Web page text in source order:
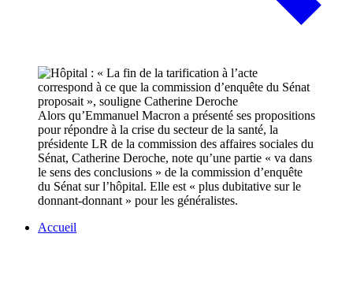
Alors qu’Emmanuel Macron a présenté ses propositions
pour répondre à la crise du secteur de la santé, la
présidente LR de la commission des affaires sociales du
Sénat, Catherine Deroche, note qu’une partie « va dans
le sens des conclusions » de la commission d’enquête
du Sénat sur l’hôpital. Elle est « plus dubitative sur le
donnant-donnant » pour les généralistes.
Accueil